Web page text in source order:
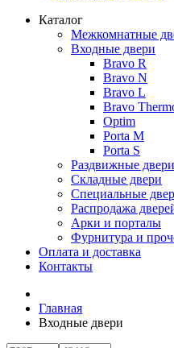
Каталог
Межкомнатные
Входные двери
Bravo R
Bravo N
Bravo L
Bravo
Optim
Porta М
Porta S
Раздвижные двери
Складные двери
Специальные
Распродажа
Арки и порталы
Фурнитура и
Оплата и доставка
Контакты
Главная
Входные двери